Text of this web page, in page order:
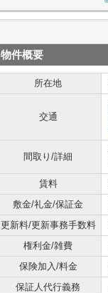
物件概要
所在地
交通
間取り/詳細
賃料
敷金/礼金/保証金
更新料/更新事務手数料
権利金/雑費
保険加入/料金
保証人代行義務